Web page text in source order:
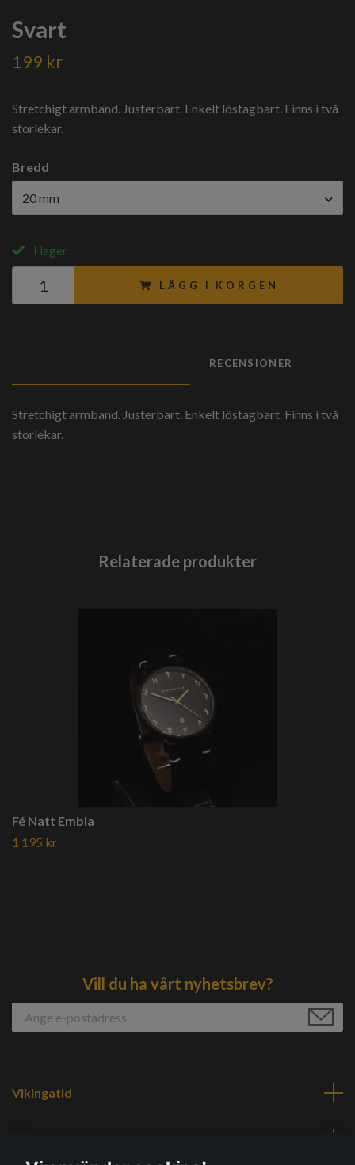
Svart
199 kr
Stretchigt armband. Justerbart. Enkelt löstagbart. Finns i två
storlekar.
Bredd
20 mm
I lager
LÄGG I KORGEN
RECENSIONER
Stretchigt armband. Justerbart. Enkelt löstagbart. Finns i två
storlekar.
Fé Natt Embla
1 195 kr
Vill du ha vårt nyhetsbrev?
Vikingatid